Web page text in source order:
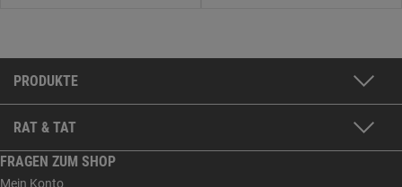
PRODUKTE
RAT & TAT
FRAGEN ZUM SHOP
Mein Konto